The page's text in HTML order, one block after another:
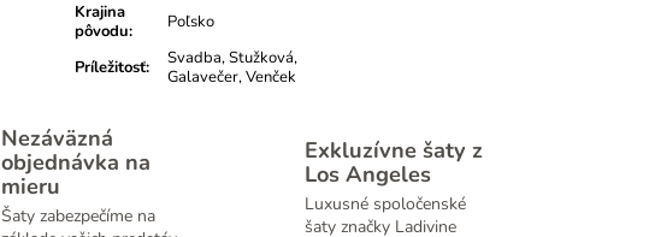
Krajina
pôvodu: Poľsko
Príležitosť:
Svadba, Stužková,
Galavečer, Venček
Nezáväzná
objednávka na
mieru
Šaty zabezpečíme na
Exkluzívne šaty z
Los Angeles
Luxusné spoločenské
šaty značky Ladivine